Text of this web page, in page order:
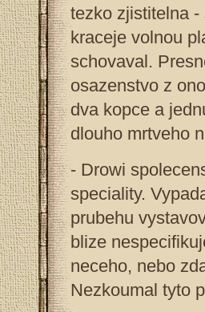
tezko zjistitelna
kraceje volnou
schovaval.
osazenstvo z
dva kopce a
dlouho mrtveho
- Drowi
speciality.
prubehu
blize
neceho, nebo
Nezkoumal tyto